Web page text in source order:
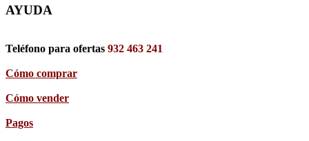
AYUDA
Teléfono para ofertas 932 463 241
Cómo comprar
Cómo vender
Pagos